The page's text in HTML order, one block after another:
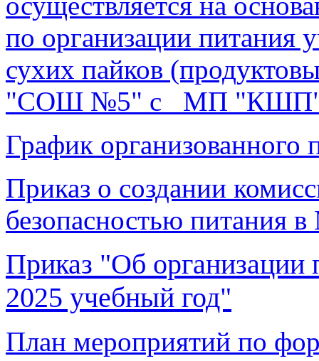
по организации питания
сухих пайков
"СОШ №5" с МП
График организованного
Приказ о создании
безопасностью
Приказ "Об организации
2025 учебный год"
План мероприятий по